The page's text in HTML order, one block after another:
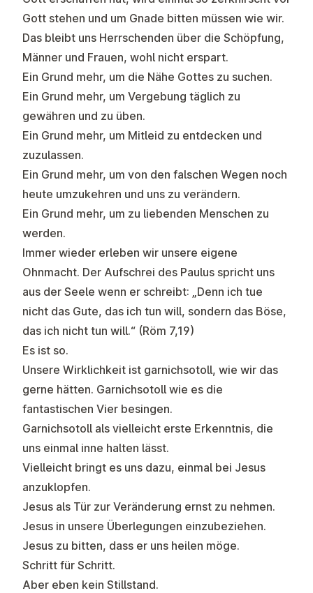
Gott stehen und um Gnade bitten müssen wie wir.
Das bleibt uns Herrschenden über die Schöpfung,
Männer und Frauen, wohl nicht erspart.
Ein Grund mehr, um die Nähe Gottes zu suchen.
Ein Grund mehr, um Vergebung täglich zu
gewähren und zu üben.
Ein Grund mehr, um Mitleid zu entdecken und
zuzulassen.
Ein Grund mehr, um von den falschen Wegen noch
heute umzukehren und uns zu verändern.
Ein Grund mehr, um zu liebenden Menschen zu
werden.
Immer wieder erleben wir unsere eigene
Ohnmacht. Der Aufschrei des Paulus spricht uns
aus der Seele wenn er schreibt: „Denn ich tue
nicht das Gute, das ich tun will, sondern das Böse,
das ich nicht tun will.“ (Röm 7,19)
Es ist so.
Unsere Wirklichkeit ist garnichsotoll, wie wir das
gerne hätten. Garnichsotoll wie es die
fantastischen Vier besingen.
Garnichsotoll als vielleicht erste Erkenntnis, die
uns einmal inne halten lässt.
Vielleicht bringt es uns dazu, einmal bei Jesus
anzuklopfen.
Jesus als Tür zur Veränderung ernst zu nehmen.
Jesus in unsere Überlegungen einzubeziehen.
Jesus zu bitten, dass er uns heilen möge.
Schritt für Schritt.
Aber eben kein Stillstand.